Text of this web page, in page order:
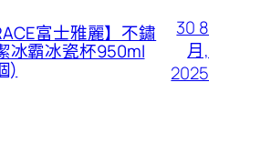
富士雅麗】不鏽
冰霸冰瓷杯950ml
)
30 8
月,
2025